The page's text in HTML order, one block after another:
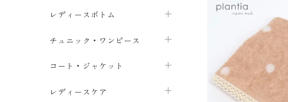
ショーツchevron_right
レディースインナー・肌着
レギンス・スパッツ
パジャマ・ルームウェア
カットソー・Tシャツ
シャツ・ブラウスchevron_right
パーカー・スウェット
カーディガン・ボレロ・ベスト
レディースボトム
スカートchevron_right
レディースパンツchevron_right
チュニック・ワンピース
半袖・袖なしchevron_right
長袖・７分袖chevron_right
コート・ジャケット
レディースケア